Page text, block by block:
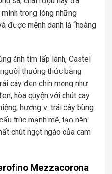
trong lòng những
được mệnh danh là “hoàng
ánh tím lấp lánh, Castel
thưởng thức bằng
cây đen chín mọng như
hòa quyện với chút cay
hương vị trái cây bùng
trúc mạnh mẽ, tạo nên
chút ngọt ngào của cam
Mezzacorona